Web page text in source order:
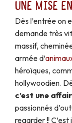
Une mise
Dès l’entrée on
demande très
massif,
armée d’
héroïques,
hollywoodien.
c’est une
passionnés
regarder !!